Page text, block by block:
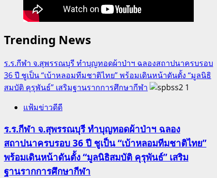
Trending News
ร.ร.กีฬา จ.สุพรรณบุรี ทำบุญทอดผ้าป่าฯ ฉลองสถาปนาครบรอบ
36 ปี ชูเป็น “เบ้าหลอมทีมชาติไทย” พร้อมเดินหน้าดันตั้ง “มูลนิธิ
สมบัติ คุรุพันธ์” เสริมฐานรากการศึกษากีฬา
1
แฟ้มข่าวดีดี
ร.ร.กีฬา จ.สุพรรณบุรี ทำบุญทอดผ้าป่าฯ ฉลอง
สถาปนาครบรอบ 36 ปี ชูเป็น “เบ้าหลอมทีมชาติไทย”
พร้อมเดินหน้าดันตั้ง “มูลนิธิสมบัติ คุรุพันธ์” เสริม
ฐานรากการศึกษากีฬา